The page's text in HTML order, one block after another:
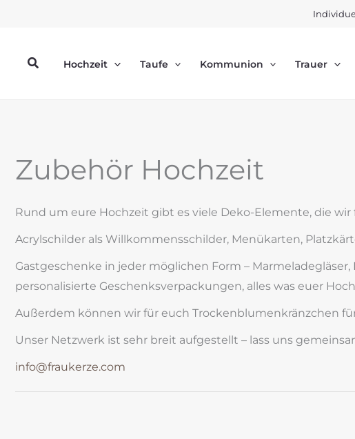
SuchenHochzeit Taufe Kommunion Trauer
Zubehör Hochzeit
Rund um eure Hochzeit gibt es viele Deko-Elemente, die
Acrylschilder als Willkommensschilder, Menükarten,
Gastgeschenke in jeder möglichen Form –
personalisierte Geschenksverpackungen, alles was euer
Außerdem können wir für euch Trockenblumenkränzchen
Unser Netzwerk ist sehr breit aufgestellt – lass uns
info@fraukerze.com